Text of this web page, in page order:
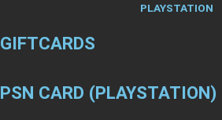
PLAYSTATION
GIFTCARDS
PSN CARD (PLAYSTATION)